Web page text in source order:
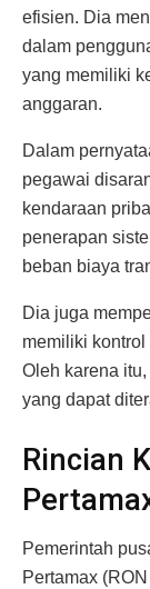
efisien. Dia
dalam
yang memiliki
anggaran.
Dalam
pegawai
kendaraan
penerapan
beban biaya
Dia juga
memiliki
Oleh karena
yang dapat
Rincian
Pemerintah
Pertamax